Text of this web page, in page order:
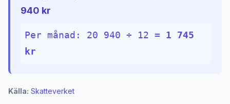
940 kr
Per månad: 20 940 ÷ 12 = 1 745
kr
Källa: Skatteverket